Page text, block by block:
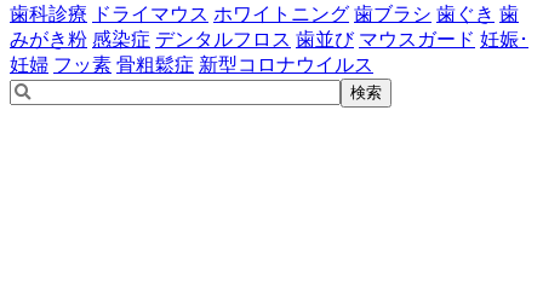
歯科診療 ドライマウス ホワイトニング 歯ブラシ 歯ぐき 歯
みがき粉 感染症 デンタルフロス 歯並び マウスガード 妊娠･
妊婦 フッ素 骨粗鬆症 新型コロナウイルス